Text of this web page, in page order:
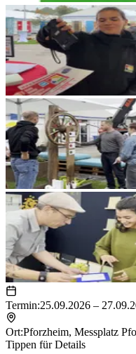
Termin:25.09.2026 –
Ort:Pforzheim, Messplatz
Tippen für Details